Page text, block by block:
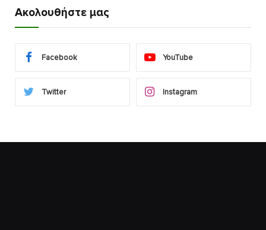
Ακολουθήστε μας
Facebook YouTube
Twitter Instagram